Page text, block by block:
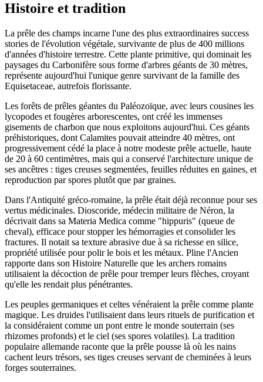
Histoire et tradition
La prêle des champs incarne l'une des plus extraordinaires success
stories de l'évolution végétale, survivante de plus de 400 millions
d'années d'histoire terrestre. Cette plante primitive, qui dominait les
paysages du Carbonifère sous forme d'arbres géants de 30 mètres,
représente aujourd'hui l'unique genre survivant de la famille des
Equisetaceae, autrefois florissante.
Les forêts de prêles géantes du Paléozoïque, avec leurs cousines les
lycopodes et fougères arborescentes, ont créé les immenses
gisements de charbon que nous exploitons aujourd'hui. Ces géants
préhistoriques, dont Calamites pouvait atteindre 40 mètres, ont
progressivement cédé la place à notre modeste prêle actuelle, haute
de 20 à 60 centimètres, mais qui a conservé l'architecture unique de
ses ancêtres : tiges creuses segmentées, feuilles réduites en gaines, et
reproduction par spores plutôt que par graines.
Dans l'Antiquité gréco-romaine, la prêle était déjà reconnue pour ses
vertus médicinales. Dioscoride, médecin militaire de Néron, la
décrivait dans sa Materia Medica comme "hippuris" (queue de
cheval), efficace pour stopper les hémorragies et consolider les
fractures. Il notait sa texture abrasive due à sa richesse en silice,
propriété utilisée pour polir le bois et les métaux. Pline l'Ancien
rapporte dans son Histoire Naturelle que les archers romains
utilisaient la décoction de prêle pour tremper leurs flèches, croyant
qu'elle les rendait plus pénétrantes.
Les peuples germaniques et celtes vénéraient la prêle comme plante
magique. Les druides l'utilisaient dans leurs rituels de purification et
la considéraient comme un pont entre le monde souterrain (ses
rhizomes profonds) et le ciel (ses spores volatiles). La tradition
populaire allemande raconte que la prêle pousse là où les nains
cachent leurs trésors, ses tiges creuses servant de cheminées à leurs
forges souterraines.